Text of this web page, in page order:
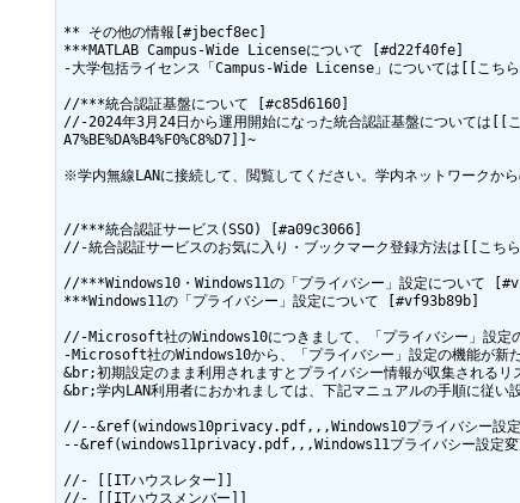
** その他の情報[#jbecf8ec]
***MATLAB Campus-Wide Licenseについて [#d22f40fe]
-大学包括ライセンス「Campus-Wide License」については[[こちら
//***統合認証基盤について [#c85d6160]
//-2024年3月24日から運用開始になった統合認証基盤については[[こ
A7%BE%DA%B4%F0%C8%D7]]~
※学内無線LANに接続して、閲覧してください。学内ネットワークか
//***統合認証サービス(SSO) [#a09c3066]
//-統合認証サービスのお気に入り・ブックマーク登録方法は[[こち
//***Windows10・Windows11の「プライバシー」設定について
***Windows11の「プライバシー」設定について [#vf93b89b]
//-Microsoft社のWindows10につきまして、「プライバシー」設定の
-Microsoft社のWindows10から、「プライバシー」設定の機能が新た
&br;初期設定のまま利用されますとプライバシー情報が収集されるリ
&br;学内LAN利用者におかれましては、下記マニュアルの手順に従い
//--&ref(windows10privacy.pdf,,,Windows10プライバシー設
--&ref(windows11privacy.pdf,,,Windows11プライバシー設定
//- [[ITハウスレター]]
//- [[ITハウスメンバー]]